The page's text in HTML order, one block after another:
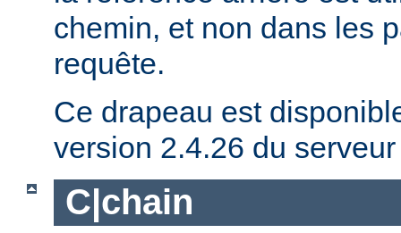
chemin, et non dans les
requête.
Ce drapeau est
version 2.4.26 du
C|chain